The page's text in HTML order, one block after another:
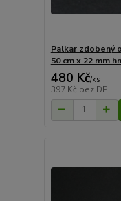
Palkar zdobený
50 cm x 22 mm
480 Kč/ks
397 Kč bez DPH